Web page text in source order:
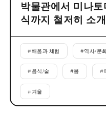
박물관에서 미나
식까지 철저히 소개
#배움과 체험 #역사/문
#음식/술 #봄 #
# 겨울